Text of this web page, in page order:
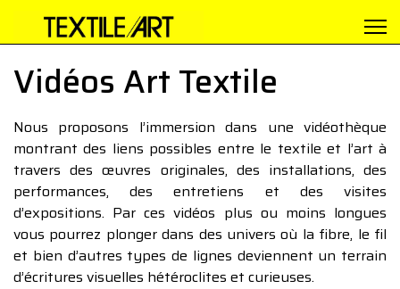
Vidéos Art Textile
Nous proposons l’immersion dans une vidéothèque
montrant des liens possibles entre le textile et l’art à
travers des œuvres originales, des installations, des
performances, des entretiens et des visites
d’expositions. Par ces vidéos plus ou moins longues
vous pourrez plonger dans des univers où la fibre, le fil
et bien d’autres types de lignes deviennent un terrain
d’écritures visuelles hétéroclites et curieuses.